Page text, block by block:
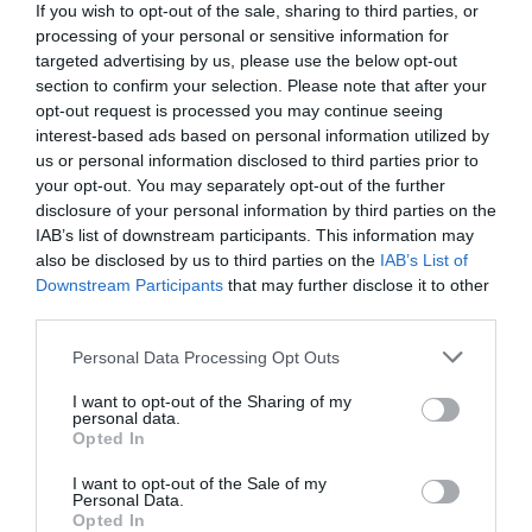
If you wish to opt-out of the sale, sharing to third parties, or
processing of your personal or sensitive information for
targeted advertising by us, please use the below opt-out
section to confirm your selection. Please note that after your
opt-out request is processed you may continue seeing
interest-based ads based on personal information utilized by
us or personal information disclosed to third parties prior to
your opt-out. You may separately opt-out of the further
disclosure of your personal information by third parties on the
IAB’s list of downstream participants. This information may
also be disclosed by us to third parties on the IAB’s List of
Downstream Participants that may further disclose it to other
Personal Data Processing Opt Outs
I want to opt-out of the Sharing of my
personal data.
Opted In
I want to opt-out of the Sale of my
Personal Data.
Opted In
ενέργεια, την οποία μεταφέρουν μετά στη σχολή τους.
Έτσι οι Αμφικτύωνες εκκολάπτονται και η φιλία
δυναμώνει. Οι «Ομόκεντροι Κύκλοι: σε Κίνηση», μπορεί
να αφηγούνται ιστορίες, έννοιες, αξίες, συναισθήματα,
ερωτηματικά… με κέντρο (τον άνθρωπο, τον τόπο, τον
χορό) και η μετάφραση τους επί σκηνής είναι η
σύνδεση, μία σύνδεση που εκπλήσσει σίγουρα εμάς
κάθε φορά και ελπίζουμε και το κοινό.
Πόσο σημαντικό είναι για εσάς το γεγονός ότι η
είσοδος στις Χορευτικές Αμφικτυονίες είναι ελεύθερη
για όλους;
Η ελεύθερη είσοδος σημαίνει άνοιγμα χωρίς
περιορισμό στο αστικό κοινό. Θέλουμε αυτό το
σημαντικό για την Τήνο πολιτιστικό γεγονός των
χορευτικών Αμφικτυονιών και η φιλοσοφία του να
προβληθεί στην Αθήνα και, γιατί όχι, να εδραιωθεί σε
ετήσια βάση μία συνάντηση των αμφικτυόνων στην